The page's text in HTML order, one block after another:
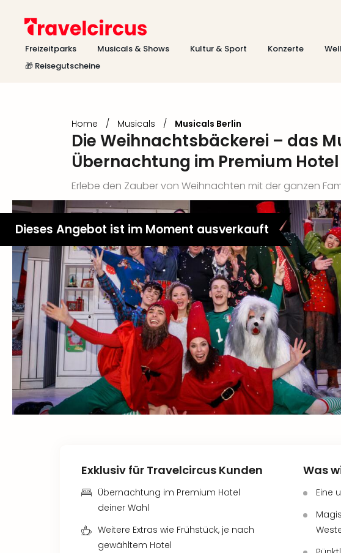
Freizeitparks Musicals & Shows Kultur & Sport Konzerte
🎁 Reisegutscheine
Home / Musicals / Musicals Berlin
Die Weihnachtsbäckerei – das
Übernachtung im Premium Hotel
Erlebe den Zauber von Weihnachten mit der ganzen
Dieses Angebot ist im Moment ausverkauft
Exklusiv für Travelcircus Kunden
Übernachtung im Premium Hotel
deiner Wahl
Weitere Extras wie Frühstück, je nach
gewähltem Hotel
Was
Eine